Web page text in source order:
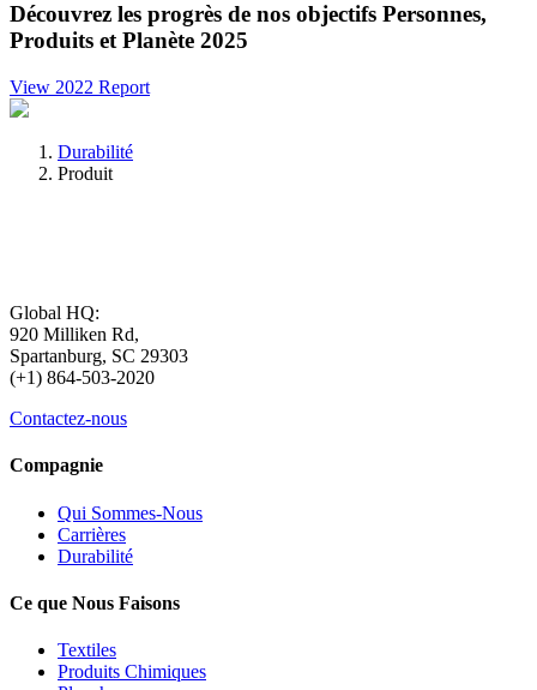
Découvrez les progrès de nos objectifs Personnes,
Produits et Planète 2025
View 2022 Report
Durabilité
Produit
Global HQ:
920 Milliken Rd,
Spartanburg, SC 29303
(+1) 864-503-2020
Contactez-nous
Compagnie
Qui Sommes-Nous
Carrières
Durabilité
Ce que Nous Faisons
Textiles
Produits Chimiques